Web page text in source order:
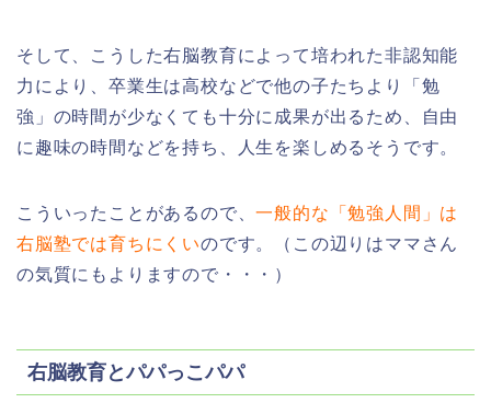
そして、こうした右脳教育によって培われた非認知能
力により、卒業生は高校などで他の子たちより「勉
強」の時間が少なくても十分に成果が出るため、自由
に趣味の時間などを持ち、人生を楽しめるそうです。
こういったことがあるので、一般的な「勉強人間」は
右脳塾では育ちにくいのです。（この辺りはママさん
の気質にもよりますので・・・）
右脳教育とパパっこパパ